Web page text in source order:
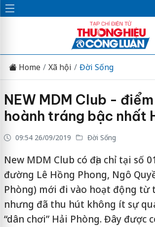
Home Xã hội Đời Sống
NEW MDM Club -
hoành tráng bậc nhất
09:54 26/09/2019 Đời Sống
New MDM Club có địa chỉ tại số
đường Lê Hồng Phong, Ngô
Phòng) mới đi vào hoạt động từ
nhưng đã thu hút không ít sự
“dân chơi” Hải Phòng. Đây được